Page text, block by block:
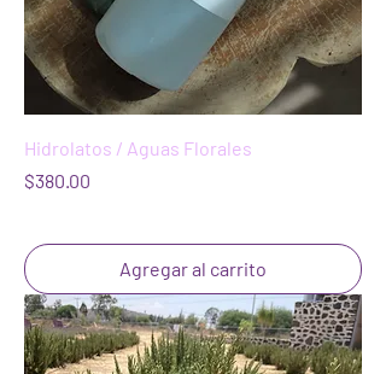
Hidrolatos / Aguas Florales
Precio
$380.00
Agregar al carrito